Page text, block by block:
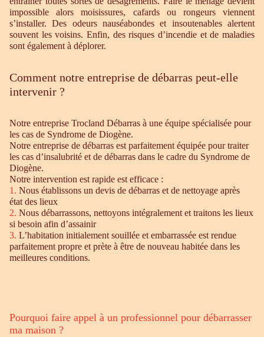
impossible alors moisissures, cafards ou rongeurs viennent
s’installer. Des odeurs nauséabondes et insoutenables alertent
souvent les voisins. Enfin, des risques d’incendie et de maladies
sont également à déplorer.
Comment notre entreprise de débarras peut-elle
intervenir ?
Notre entreprise Trocland Débarras à une équipe spécialisée pour
les cas de Syndrome de Diogène.
Notre entreprise de débarras est parfaitement équipée pour traiter
les cas d’insalubrité et de débarras dans le cadre du Syndrome de
Diogène.
Notre intervention est rapide est efficace :
1. Nous établissons un devis de débarras et de nettoyage après
état des lieux
2. Nous débarrassons, nettoyons intégralement et traitons les lieux
si besoin afin d’assainir
3. L’habitation initialement souillée et embarrassée est rendue
parfaitement propre et prète à être de nouveau habitée dans les
meilleures conditions.
Pourquoi faire appel à un professionnel pour débarrasser
ma maison ?